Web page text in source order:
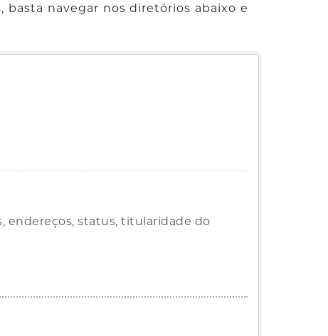
basta navegar nos diretórios abaixo e
endereços, status, titularidade do